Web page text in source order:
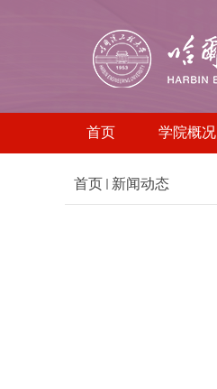
首页 学院概况
首页 新闻动态